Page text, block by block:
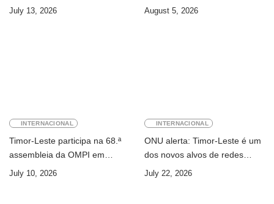
Ferreira Pinto
July 13, 2026
Administração Pública
August 5, 2026
INTERNACIONAL
Timor-Leste participa na 68.ª
assembleia da OMPI em
Genebra
July 10, 2026
INTERNACIONAL
ONU alerta: Timor-Leste é um
dos novos alvos de redes
internacionais de cibercrime
July 22, 2026